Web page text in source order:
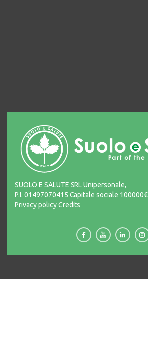
SUOLO E SALUTE SRL Unipersonale,
P.I. 01497070415 Capitale sociale 100000€
Privacy policyCredits